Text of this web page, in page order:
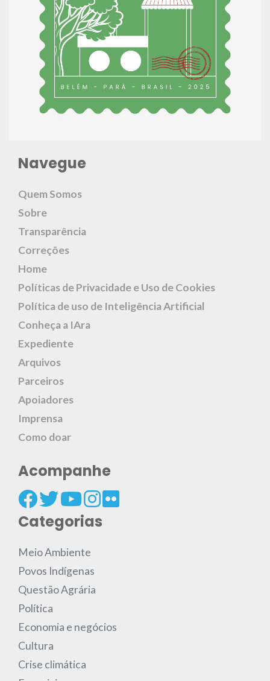
Navegue
Quem Somos
Sobre
Transparência
Correções
Home
Políticas de Privacidade e Uso de Cookies
Política de uso de Inteligência Artificial
Conheça a IAra
Expediente
Arquivos
Parceiros
Apoiadores
Imprensa
Como doar
Acompanhe
Categorias
Meio Ambiente
Povos Indígenas
Questão Agrária
Política
Economia e negócios
Cultura
Crise climática